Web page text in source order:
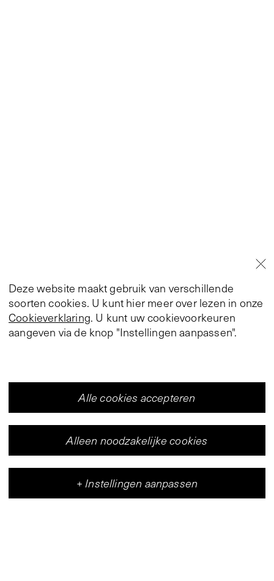
Deze website maakt gebruik van verschillende
soorten cookies. U kunt hier meer over lezen in onze
Cookieverklaring. U kunt uw cookievoorkeuren
aangeven via de knop "Instellingen aanpassen".
Alle cookies accepteren
Alleen noodzakelijke cookies
+ Instellingen aanpassen